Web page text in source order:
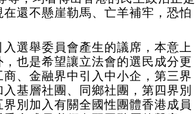
還不懸崖勒馬、亡羊補牢，恐怕
選舉委員會產生的議席，本意上
也是希望讓立法會的選民成分更
、金融界中引入中小企，第三界
基層社團、同鄉社團，第四界別
別加入有關全國性團體香港成員